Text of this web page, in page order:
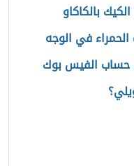
بالكاكاو
في الوجه
الفيس بوك